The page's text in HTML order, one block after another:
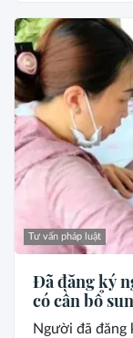
Tư vấn pháp luật
Đã đăng ký
có cần bổ
Người đã